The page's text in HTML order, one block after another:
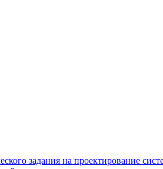
задания на проектирование